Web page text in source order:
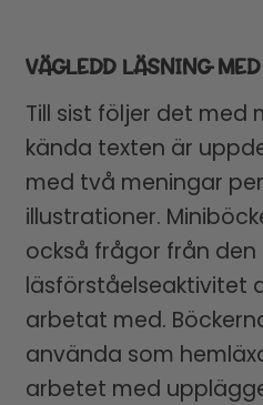
VÄGLEDD LÄSNING
Till sist följer det med
kända texten är
med två meningar
illustrationer.
också frågor från den
läsförståelseaktivitet
arbetat med.
använda som
arbetet med